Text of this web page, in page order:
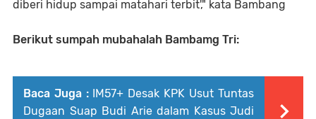
diberi hidup sampai matahari terbit'," kata Bambang
Berikut sumpah mubahalah Bambamg Tri:
Baca Juga : IM57+ Desak KPK Usut Tuntas
Dugaan Suap Budi Arie dalam Kasus Judi